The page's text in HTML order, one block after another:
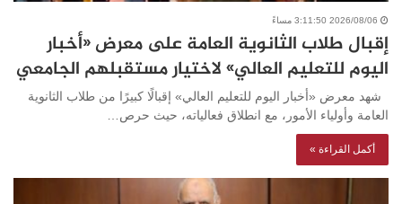
2026/08/06 3:11:50 مساءً
إقبال طلاب الثانوية العامة على معرض «أخبار
اليوم للتعليم العالي» لاختيار مستقبلهم الجامعي
شهد معرض «أخبار اليوم للتعليم العالي» إقبالًا كبيرًا من طلاب الثانوية
العامة وأولياء الأمور، مع انطلاق فعالياته، حيث حرص…
أكمل القراءة »